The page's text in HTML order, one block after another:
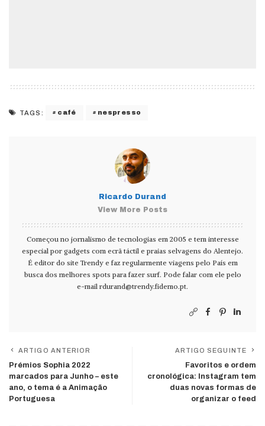
TAGS: café nespresso
Ricardo Durand
View More Posts
Começou no jornalismo de tecnologias em 2005 e tem interesse
especial por gadgets com ecrã táctil e praias selvagens do Alentejo.
É editor do site Trendy e faz regularmente viagens pelo País em
busca dos melhores spots para fazer surf. Pode falar com ele pelo
e-mail rdurand@trendy.fidemo.pt.
ARTIGO ANTERIOR
Prémios Sophia 2022
marcados para Junho – este
ano, o tema é a Animação
Portuguesa
ARTIGO SEGUINTE
Favoritos e ordem
cronológica: Instagram tem
duas novas formas de
organizar o feed